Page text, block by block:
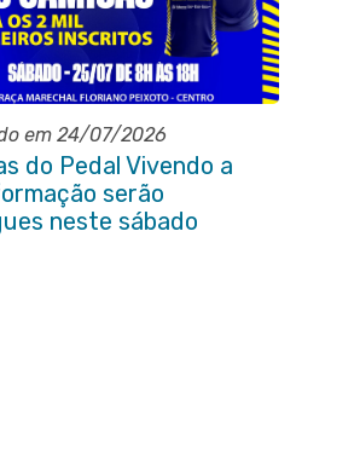
em 24/07/2026
do Pedal Vivendo a
serão
neste sábado